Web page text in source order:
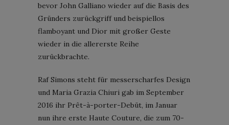
bevor John Galliano wieder auf die Basis des
Gründers zurückgriff und beispiellos
flamboyant und Dior mit großer Geste
wieder in die allererste Reihe
zurückbrachte.
Raf Simons steht für messerscharfes Design
und Maria Grazia Chiuri gab im September
2016 ihr Prêt-à-porter-Debüt, im Januar
nun ihre erste Haute Couture, die zum 70-